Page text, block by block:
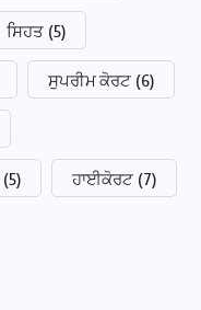
ਸਿਹਤ (5)
ਸੁਪਰੀਮ ਕੋਰਟ (6)
(5) ਹਾਈਕੋਰਟ (7)